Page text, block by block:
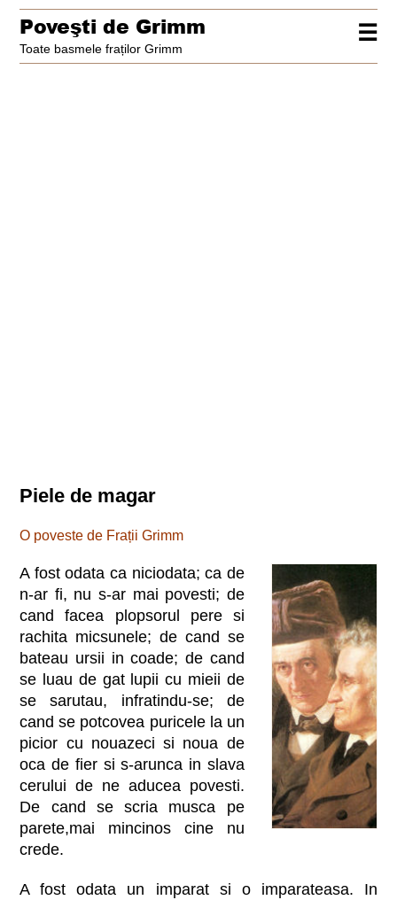
☰
Poveşti de Grimm
Toate basmele fraților Grimm
Piele de magar
O poveste de Frații Grimm
A fost odata ca niciodata; ca de
n-ar fi, nu s-ar mai povesti; de
cand facea plopsorul pere si
rachita micsunele; de cand se
bateau ursii in coade; de cand
se luau de gat lupii cu mieii de
se sarutau, infratindu-se; de
cand se potcovea puricele la un
picior cu nouazeci si noua de
oca de fier si s-arunca in slava
cerului de ne aducea povesti.
De cand se scria musca pe
parete,mai mincinos cine nu
crede.
A fost odata un imparat si o imparateasa. In